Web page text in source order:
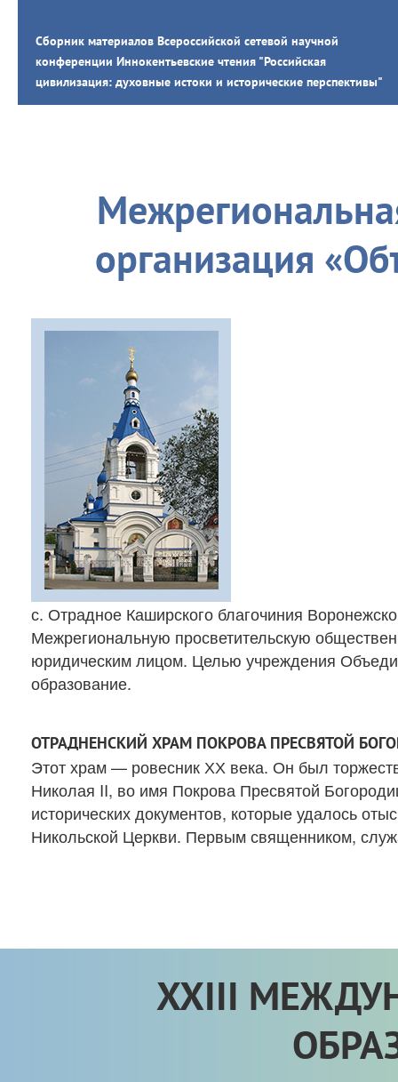
Сборник материалов Всероссийской сетевой научной
конференции Иннокентьевские чтения "Российская
цивилизация: духовные истоки и исторические перспективы"
организация
с. Отрадное Каширского благочиния
Межрегиональную просветительскую
юридическим лицом. Целью учреждения
образование.
ОТРАДНЕНСКИЙ ХРАМ ПОКРОВА ПРЕСВЯТОЙ
Этот храм — ровесник ХХ века. Он был
Николая II, во имя Покрова Пресвятой
исторических документов, которые удалось
Никольской Церкви. Первым священником,
XXIII